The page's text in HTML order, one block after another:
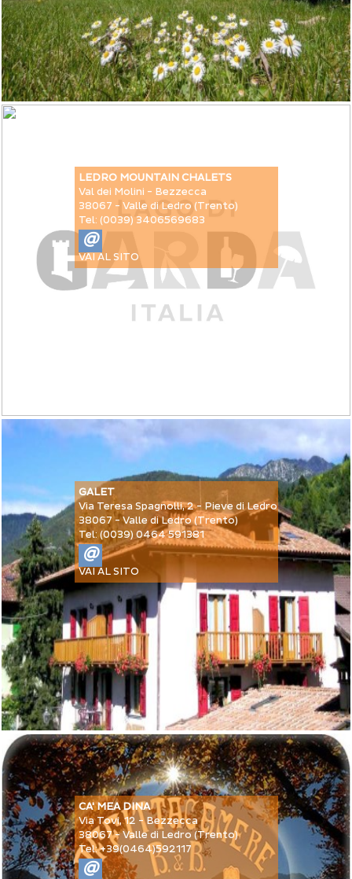
LEDRO MOUNTAIN CHALETS
Val dei Molini - Bezzecca
38067 - Valle di Ledro (Trento)
Tel: (0039) 3406569683
@
VAI AL SITO
GALET
Via Teresa Spagnolli, 2 - Pieve di Ledro
38067 - Valle di Ledro (Trento)
Tel: (0039) 0464 591381
@
VAI AL SITO
CA' MEA DINA
Via Tovi, 12 - Bezzecca
38067 - Valle di Ledro (Trento)
Tel: +39(0464)592117
@